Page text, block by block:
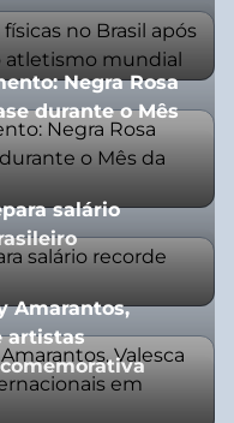
Negra Rosa
durante o Mês
salário
Amarantos,
artistas